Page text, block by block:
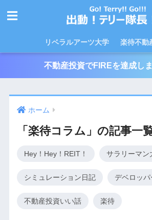
リベラルアーツ大学 楽待不動
不動産投資でFIREを達成し
ホーム
「楽待コラム」の記事一
Hey！Hey！REIT！ サラリーマン
シミュレーション日記 デベロッパ
不動産投資いい話 楽待